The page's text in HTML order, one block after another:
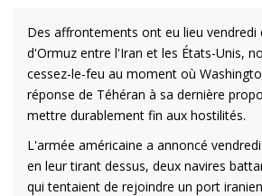
Des affrontements ont eu lieu vendredi
d'Ormuz entre l'Iran et les États-Unis,
cessez-le-feu au moment où
réponse de Téhéran à sa dernière
mettre durablement fin aux hostilités.
L'armée américaine a annoncé
en leur tirant dessus, deux navires
qui tentaient de rejoindre un port